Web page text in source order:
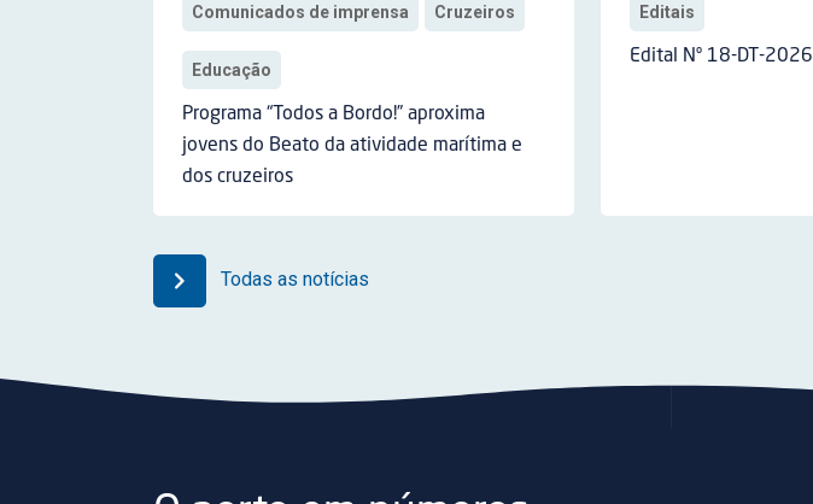
Comunicados de imprensa Cruzeiros
Educação
Programa “Todos a Bordo!” aproxima
jovens do Beato da atividade marítima e
dos cruzeiros
Editais
Edital Nº 18-DT-2026
Todas as notícias